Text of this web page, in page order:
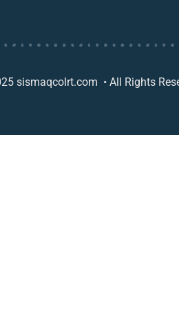
sismaqcolrt.com • All Rights